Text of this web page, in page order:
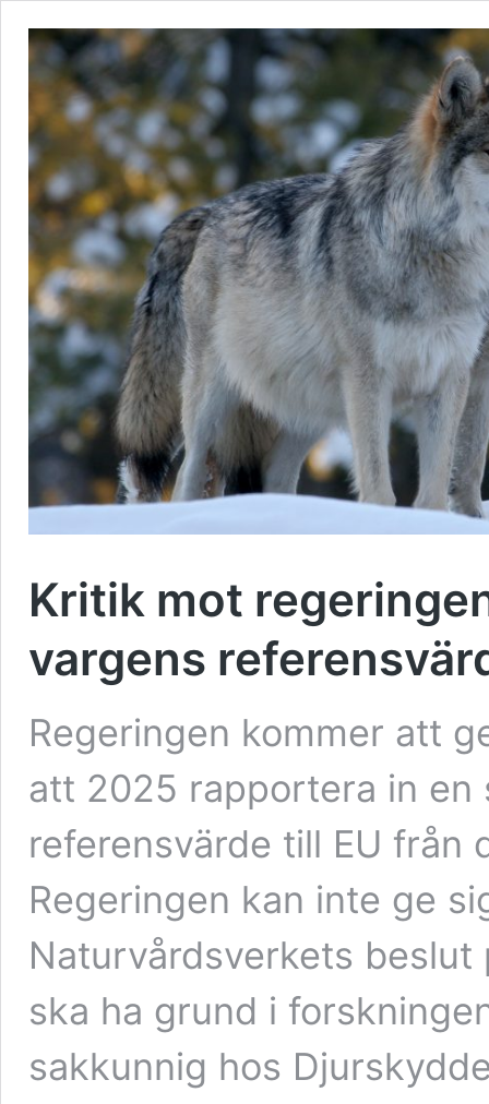
Kritik mot
vargens
Regeringen kommer att
att 2025 rapportera in en
referensvärde till EU från
Regeringen kan inte ge
Naturvårdsverkets
ska ha grund i
sakkunnig hos